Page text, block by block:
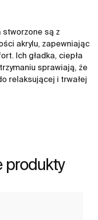
stworzone są z
akrylu, zapewniając
Ich gładka, ciepła
sprawiają, że
relaksującej i trwałej
produkty